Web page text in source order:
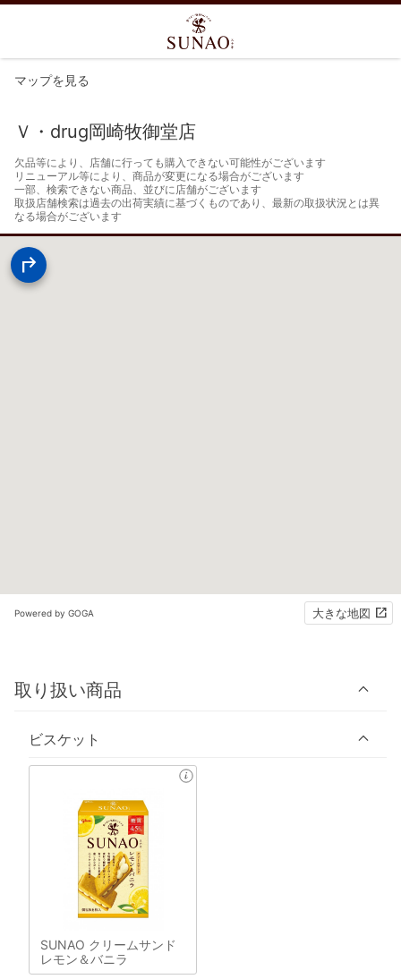
マップを見る
Ｖ・drug岡崎牧御堂店
欠品等により、店舗に行っても購入できない可能性がございます
リニューアル等により、商品が変更になる場合がございます
一部、検索できない商品、並びに店舗がございます
取扱店舗検索は過去の出荷実績に基づくものであり、最新の取扱状況とは異
なる場合がございます
Powered by GOGA 大きな地図
取り扱い商品
ビスケット
SUNAO クリームサンド
レモン＆バニラ